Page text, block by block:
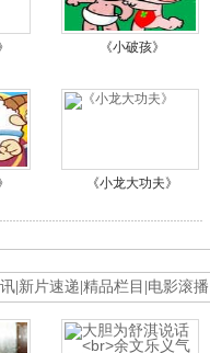
《小破孩》
《小龙大功夫》
新片速递 精品栏目 电影滚播